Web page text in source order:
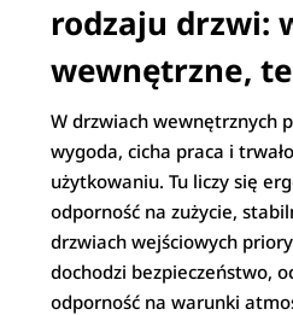
rodzaju drzwi:
wewnętrzne,
W drzwiach wewnętrznych
wygoda, cicha praca i
użytkowaniu. Tu liczy się
odporność na zużycie,
drzwiach wejściowych
dochodzi bezpieczeństwo,
odporność na warunki